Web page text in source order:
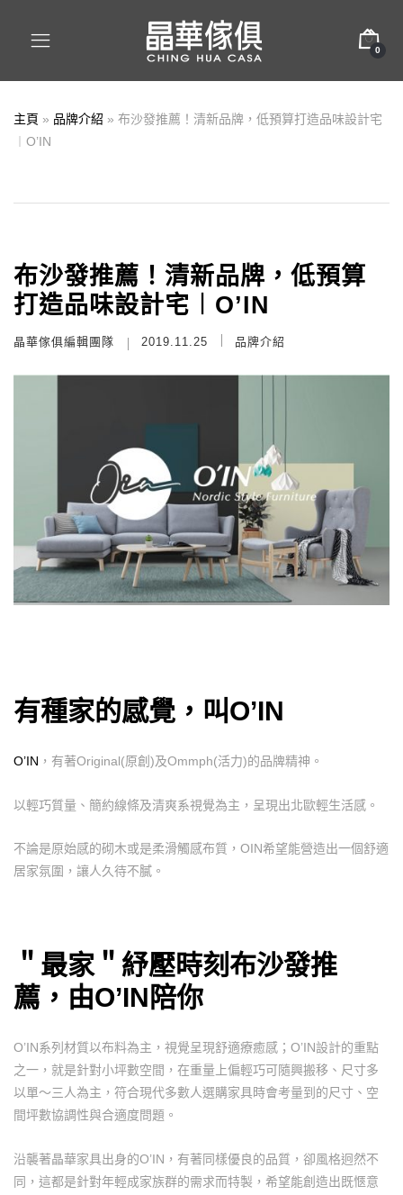
0
主頁 » 品牌介紹 » 布沙發推薦！清新品牌，低預算打造品味設計宅
︱O’IN
布沙發推薦！清新品牌，低預算
打造品味設計宅︱O’IN
晶華傢俱編輯團隊 2019.11.25 品牌介紹
有種家的感覺，叫O’IN
O’IN ，有著Original(原創)及Ommph(活力)的品牌精神。
以輕巧質量、簡約線條及清爽系視覺為主，呈現出北歐輕生活感。
不論是原始感的砌木或是柔滑觸感布質，OIN希望能營造出一個舒適
居家氛圍，讓人久待不膩。
＂最家＂紓壓時刻布沙發推
薦，由O’IN陪你
O’IN系列材質以布料為主，視覺呈現舒適療癒感；O’IN設計的重點
之一，就是針對小坪數空間，在重量上偏輕巧可隨興搬移、尺寸多
以單～三人為主，符合現代多數人選購家具時會考量到的尺寸、空
間坪數協調性與合適度問題。
沿襲著晶華家具出身的O’IN，有著同樣優良的品質，卻風格迥然不
同，這都是針對年輕成家族群的需求而特製，希望能創造出既愜意